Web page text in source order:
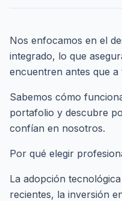
Nos enfocamos en el
integrado, lo que
encuentren antes que a
Sabemos cómo
portafolio y descubre
confían en nosotros.
Por qué elegir
La adopción
recientes, la inversión